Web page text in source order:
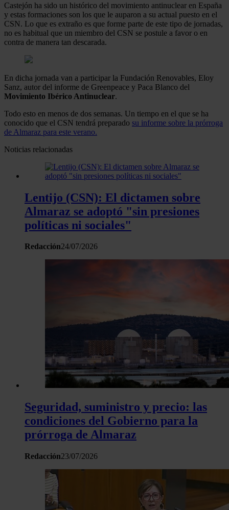
Castejón ha sido un histórico del movimiento antinuclear en España
y estas formaciones son los que le auparon a su actual puesto en el
CSN. Lo que es extraño es que forme parte de este tipo de jornadas,
no es habitual que un miembro del CSN se postule a favor o en
contra de manera tan descarada.
En dicha jornada van a participar la Fundación Renovables, Eloy
Sanz, autor del informe de Greenpeace y Paca Blanco del
Movimiento Ibérico Antinuclear.
Todo esto en menos de dos semanas. Un tiempo en el que se ha
conocido que el CSN tendrá preparado su informe sobre la prórroga
de Almaraz para este verano.
Noticias relacionadas
Lentijo (CSN): El dictamen sobre
Almaraz se adoptó "sin presiones
políticas ni sociales"
Redacción24/07/2026
Seguridad, suministro y precio: las
condiciones del Gobierno para la
prórroga de Almaraz
Redacción23/07/2026